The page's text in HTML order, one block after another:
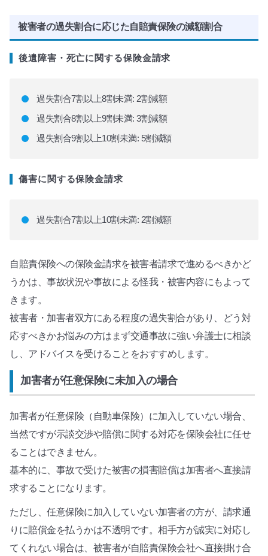
被害者の過失割合に応じた自賠責保険の減額割合
後遺障害・死亡に関する保険金請求
過失割合7割以上8割未満: 2割減額
過失割合8割以上9割未満: 3割減額
過失割合9割以上10割未満: 5割減額
傷害に関する保険金請求
過失割合7割以上10割未満: 2割減額
自賠責保険への保険金請求を被害者請求で進めるべきかど
うかは、事故状況や事故による怪我・被害内容にもよって
きます。
被害者・加害者双方にある程度の過失割合があり、どう対
応すべきかお悩みの方はまず交通事故に強い弁護士に相談
し、アドバイスを受けることをおすすめします。
加害者が任意保険に未加入の場合
加害者が任意保険（自動車保険）に加入していない場合、
当然ですが示談交渉や賠償に関する対応を保険会社に任せ
ることはできません。
基本的に、事故で受けた被害の損害賠償は加害者へ直接請
求することになります。
ただし、任意保険に加入していない加害者の方が、請求通
りに賠償金を払うかは不透明です。相手方が誠実に対応し
てくれない場合は、被害者が自賠責保険会社へ直接掛け合